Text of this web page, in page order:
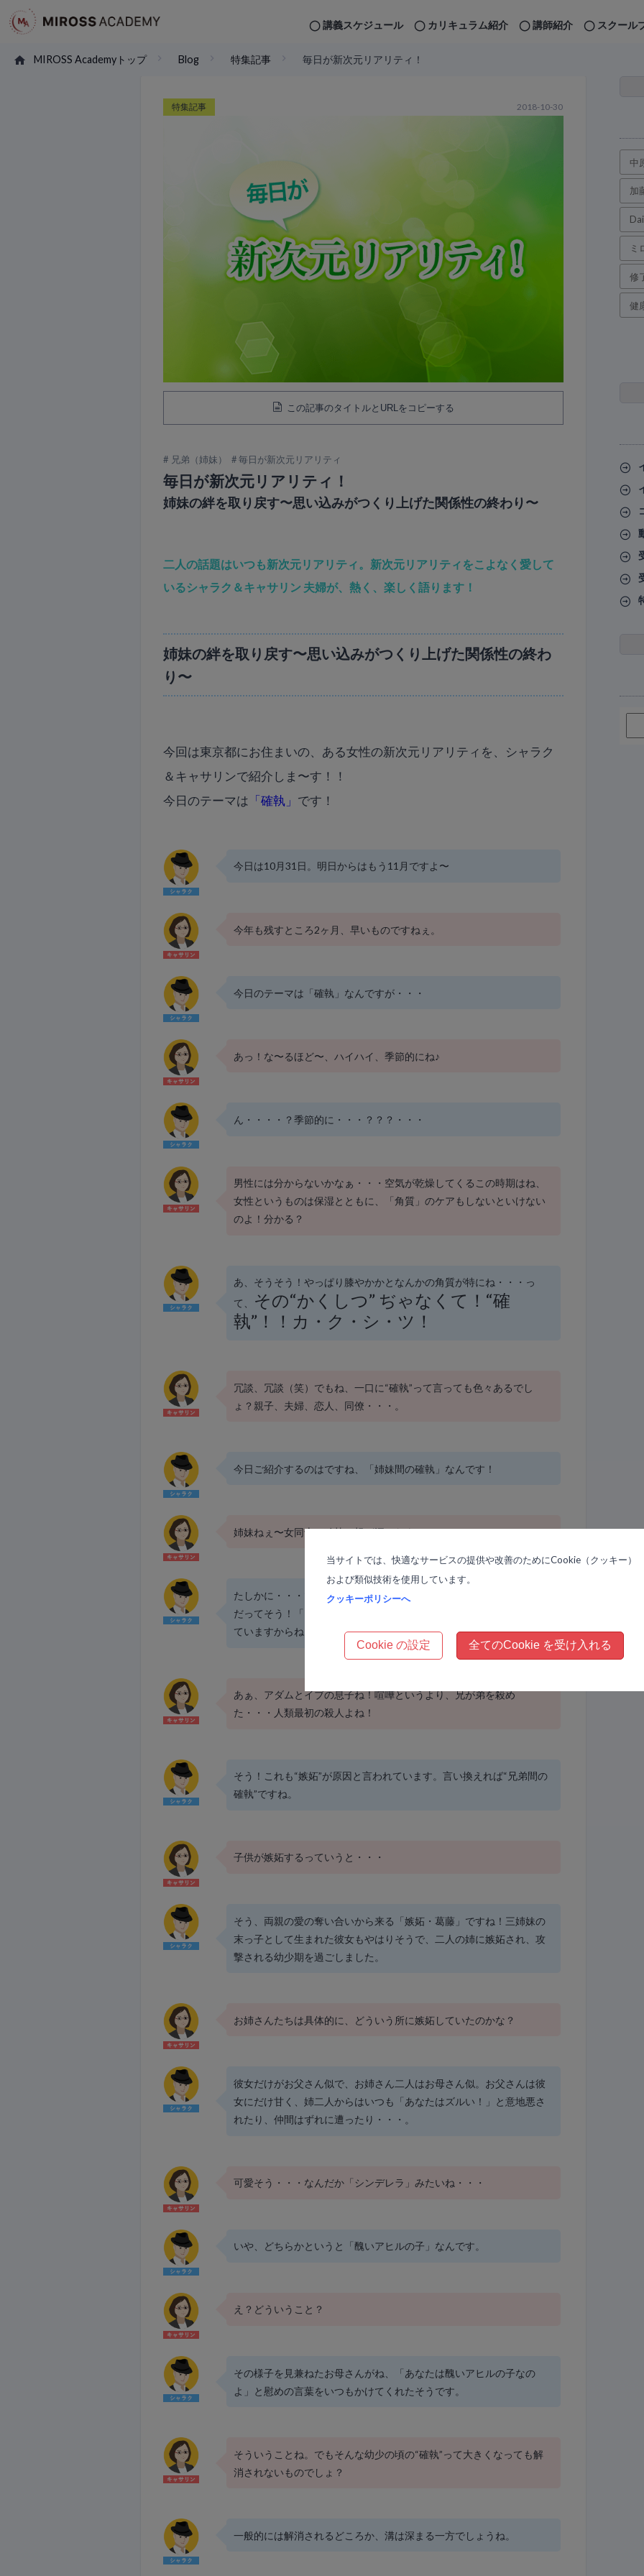
スクール
講師紹介
カリキュラム紹介
講義スケジュール
MIROSS Academyトップ Blog 特集記事 毎日が新次元リアリティ！
2018-10-30
特集記事
この記事のタイトルとURLをコピーする
兄弟（姉妹） 毎日が新次元リアリティ
毎日が新次元リアリティ！
姉妹の絆を取り戻す〜思い込みがつくり上げた関係性の終わり〜
二人の話題はいつも新次元リアリティ。新次元リアリティをこよなく愛して
いるシャラク＆キャサリン 夫婦が、熱く、楽しく語ります！
姉妹の絆を取り戻す〜思い込みがつくり上げた関係性の終わ
り〜
今回は東京都にお住まいの、ある女性の新次元リアリティを、シャラク
＆キャサリンで紹介しま〜す！！
今日のテーマは 「確執」 です！
今日は10月31日。明日からはもう11月ですよ〜
今年も残すところ2ヶ月、早いものですねぇ。
今日のテーマは「確執」なんですが・・・
あっ！な〜るほど〜、ハイハイ、季節的にね♪
ん・・・・？季節的に・・・？？？・・・
男性には分からないかなぁ・・・空気が乾燥してくるこの時期はね、
女性というものは保湿とともに、「角質」のケアもしないといけない
のよ！分かる？
あ、そうそう！やっぱり膝やかかとなんかの角質が特にね・・・っ
て、 その“かくしつ” ぢゃなくて！“確
執”！！カ・ク・シ・ツ！
冗談、冗談（笑）でもね、一口に“確執”って言っても色々あるでし
ょ？親子、夫婦、恋人、同僚・・・。
今日ご紹介するのはですね、「姉妹間の確執」なんです！
姉妹ねぇ〜女同士の確執は根が深いわよ〜
たしかに・・・でも“きょうだい間”ではよくある話ですよね。男兄弟
だってそう！「カインとアベル」なんて人類最初の兄弟喧嘩と言われ
ていますからね。
あぁ、アダムとイブの息子ね！喧嘩というより、兄が弟を殺め
た・・・人類最初の殺人よね！
そう！これも“嫉妬”が原因と言われています。言い換えれば“兄弟間の
確執”ですね。
子供が嫉妬するっていうと・・・
そう、両親の愛の奪い合いから来る「嫉妬・葛藤」ですね！三姉妹の
末っ子として生まれた彼女もやはりそうで、二人の姉に嫉妬され、攻
撃される幼少期を過ごしました。
お姉さんたちは具体的に、どういう所に嫉妬していたのかな？
彼女だけがお父さん似で、お姉さん二人はお母さん似。お父さんは彼
女にだけ甘く、姉二人からはいつも「あなたはズルい！」と意地悪さ
れたり、仲間はずれに遭ったり・・・。
可愛そう・・・なんだか「シンデレラ」みたいね・・・
いや、どちらかというと「醜いアヒルの子」なんです。
え？どういうこと？
その様子を見兼ねたお母さんがね、「あなたは醜いアヒルの子なの
よ」と慰めの言葉をいつもかけてくれたそうです。
そういうことね。でもそんな幼少の頃の“確執”って大きくなっても解
消されないものでしょ？
一般的には解消されるどころか、溝は深まる一方でしょうね。
中
加
ミ
修
健
当サイトでは、快適なサービスの提供や改善のためにCookie（クッキー）
および類似技術を使用しています。
クッキーポリシーへ
Cookie の設定 全てのCookie を受け入れる